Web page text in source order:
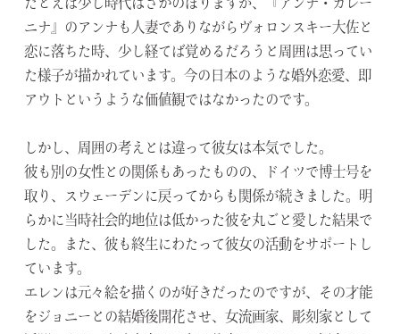
たとえば少し時代はさかのぼりますが、『アンナ・カレー
ニナ』のアンナも人妻でありながらヴォロンスキー大佐と
恋に落ちた時、少し経てば覚めるだろうと周囲は思ってい
た様子が描かれています。今の日本のような婚外恋愛、即
アウトというような価値観ではなかったのです。
しかし、周囲の考えとは違って彼女は本気でした。
彼も別の女性との関係もあったものの、ドイツで博士号を
取り、スウェーデンに戻ってからも関係が続きました。明
らかに当時社会的地位は低かった彼を丸ごと愛した結果で
した。また、彼も終生にわたって彼女の活動をサポートし
ています。
エレンは元々絵を描くのが好きだったのですが、その才能
をジョニーとの結婚後開花させ、女流画家、彫刻家として